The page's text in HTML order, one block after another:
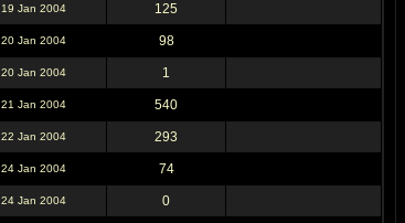
19 Jan 2004 125
20 Jan 2004 98
20 Jan 2004 1
21 Jan 2004 540
22 Jan 2004 293
24 Jan 2004 74
24 Jan 2004 0